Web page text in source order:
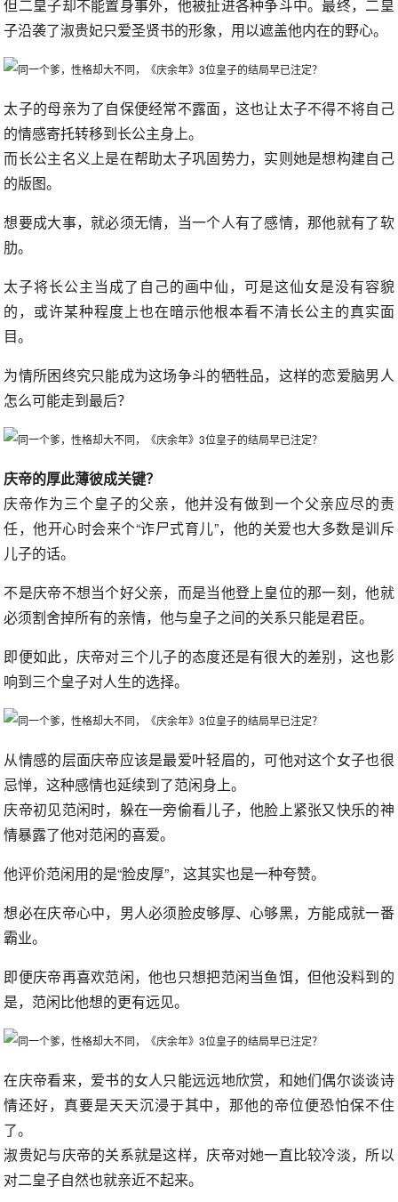
但二皇子却不能置身事外，他被扯进各种争斗中。最终，二皇
子沿袭了淑贵妃只爱圣贤书的形象，用以遮盖他内在的野心。
太子的母亲为了自保便经常不露面，这也让太子不得不将自己
的情感寄托转移到长公主身上。
而长公主名义上是在帮助太子巩固势力，实则她是想构建自己
的版图。
想要成大事，就必须无情，当一个人有了感情，那他就有了软
肋。
太子将长公主当成了自己的画中仙，可是这仙女是没有容貌
的，或许某种程度上也在暗示他根本看不清长公主的真实面
目。
为情所困终究只能成为这场争斗的牺牲品，这样的恋爱脑男人
怎么可能走到最后？
庆帝的厚此薄彼成关键？
庆帝作为三个皇子的父亲，他并没有做到一个父亲应尽的责
任，他开心时会来个“诈尸式育儿”，他的关爱也大多数是训斥
儿子的话。
不是庆帝不想当个好父亲，而是当他登上皇位的那一刻，他就
必须割舍掉所有的亲情，他与皇子之间的关系只能是君臣。
即便如此，庆帝对三个儿子的态度还是有很大的差别，这也影
响到三个皇子对人生的选择。
从情感的层面庆帝应该是最爱叶轻眉的，可他对这个女子也很
忌惮，这种感情也延续到了范闲身上。
庆帝初见范闲时，躲在一旁偷看儿子，他脸上紧张又快乐的神
情暴露了他对范闲的喜爱。
他评价范闲用的是“脸皮厚”，这其实也是一种夸赞。
想必在庆帝心中，男人必须脸皮够厚、心够黑，方能成就一番
霸业。
即便庆帝再喜欢范闲，他也只想把范闲当鱼饵，但他没料到的
是，范闲比他想的更有远见。
在庆帝看来，爱书的女人只能远远地欣赏，和她们偶尔谈谈诗
情还好，真要是天天沉浸于其中，那他的帝位便恐怕保不住
了。
淑贵妃与庆帝的关系就是这样，庆帝对她一直比较冷淡，所以
对二皇子自然也就亲近不起来。